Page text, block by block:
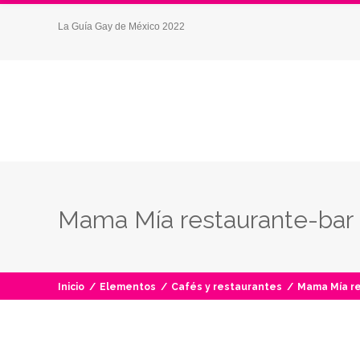
La Guía Gay de México 2022
Mama Mía restaurante-bar
Inicio / Elementos / Cafés y restaurantes / Mama Mía